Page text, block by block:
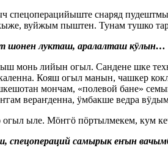
спецоперацийыште снаряд
вуйжым пыштен. Тунам тушко
шонен лукташ, аралалташ кӱлын…
монь лийын огыл. Сандене шке
Кояш огыл манын, чашкер
мончам, «полевой бане»
вераҥденна, ӱмбакше ведра
ыле. Мӧҥгӧ пӧртылмекем, кум
спецопераций самырык еҥын